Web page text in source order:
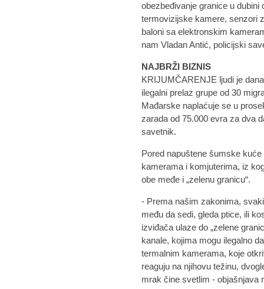
obezbeđivanje granice u
termovizijske kamere, senzori
baloni sa elektronskim
nam Vladan Antić, policijski
NAJBRŽI BIZNIS
KRIJUMČARENJE ljudi je
ilegalni prelaz grupe od 30
Mađarske naplaćuje se u
zarada od 75.000 evra za dva
savetnik.
Pored napuštene šumske
kamerama i komjuterima, iz
obe međe i „zelenu granicu“.
- Prema našim zakonima,
među da sedi, gleda ptice, ili
izviđača ulaze do „zelene
kanale, kojima mogu ilegalno
termalnim kamerama, koje
reaguju na njihovu težinu,
mrak čine svetlim - objašnjava